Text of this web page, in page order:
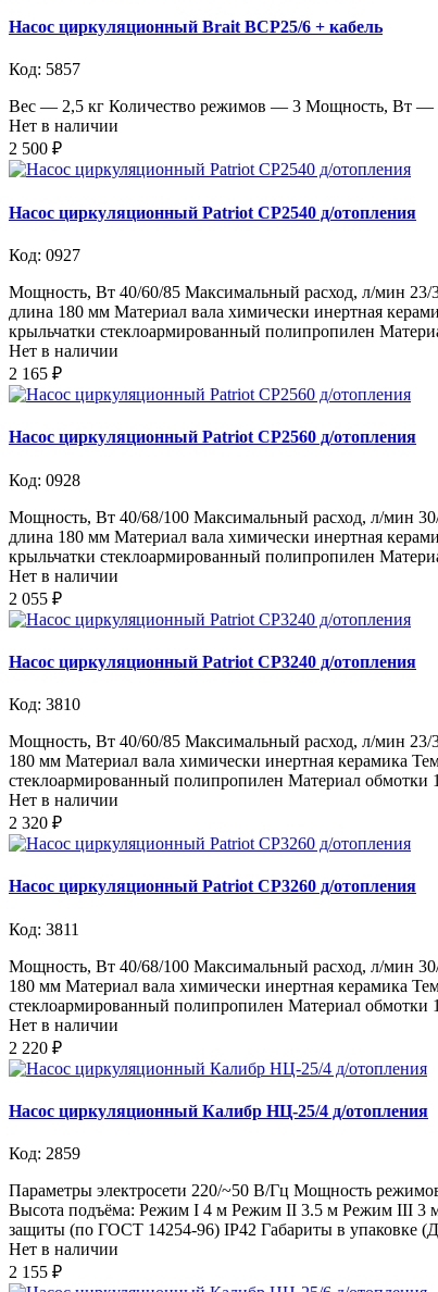
Насос циркуляционный Brait BCP25/6 + кабель
Код: 5857
Вес — 2,5 кг Количество режимов — 3 Мощность, Вт
Нет в наличии
2 500 ₽
Насос циркуляционный Patriot CP2540 д/отопления
Код: 0927
Мощность, Вт 40/60/85 Максимальный расход, л/мин
длина 180 мм Материал вала химически инертная
крыльчатки стеклоармированный полипропилен
Нет в наличии
2 165 ₽
Насос циркуляционный Patriot CP2560 д/отопления
Код: 0928
Мощность, Вт 40/68/100 Максимальный расход, л/мин
длина 180 мм Материал вала химически инертная
крыльчатки стеклоармированный полипропилен
Нет в наличии
2 055 ₽
Насос циркуляционный Patriot CP3240 д/отопления
Код: 3810
Мощность, Вт 40/60/85 Максимальный расход, л/мин
180 мм Материал вала химически инертная керамика
стеклоармированный полипропилен Материал обмотки
Нет в наличии
2 320 ₽
Насос циркуляционный Patriot CP3260 д/отопления
Код: 3811
Мощность, Вт 40/68/100 Максимальный расход, л/мин
180 мм Материал вала химически инертная керамика
стеклоармированный полипропилен Материал обмотки
Нет в наличии
2 220 ₽
Насос циркуляционный Калибр НЦ-25/4 д/отопления
Код: 2859
Параметры электросети 220/~50 В/Гц Мощность
Высота подъёма: Режим I 4 м Режим II 3.5 м Режим III 3 м
защиты (по ГОСТ 14254-96) IP42 Габариты в упаковке
Нет в наличии
2 155 ₽